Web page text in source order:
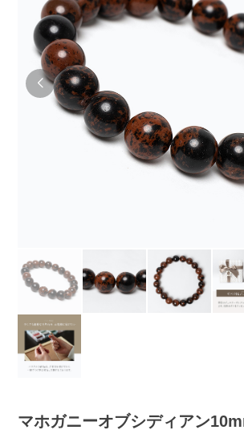
マホガニーオブシディアン